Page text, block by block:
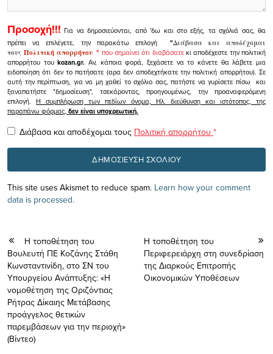
Προσοχή!!! Για να δημοσιεύονται, από 'δω και στο εξής, τα σχόλιά σας, θα
πρέπει να επιλέγετε, την παρακάτω επιλογή
"Διάβασα και αποδέχομαι
τουςΠολιτική απορρήτου" που σημαίνει ότι διαβάσατεκι αποδέχεστε την πολιτική
απορρήτου τουkozan.gr. Αν, κάποια φορά, ξεχάσετε να το κάνετε θα λάβετε μια
ειδοποίηση ότι δεν το πατήσατε (αρα δεν αποδεχτήκατε την πολιτική απορρήτου). Σε
αυτή την περίπτωση, για να μη χαθεί το σχόλιο σας, πατήστε να γυρίσετε πίσω και
ξαναπατήστε "δημοσίευση", τσεκάροντας, προηγουμένως, την προαναφερόμενη
επιλογή.Η συμπλήρωση των πεδίων όνομα, Ηλ. διεύθυνση και ιστότοπος, της
παραπάνω φόρμας, δεν είναι υποχρεωτική.
Διάβασα και αποδέχομαι τους Πολιτική απορρήτου *
This site uses Akismet to reduce spam. Learn how your comment
data is processed.
Η τοποθέτηση του
Βουλευτή ΠΕ Κοζάνης Στάθη
Κωνσταντινίδη, στο ΣΝ του
Υπουργείου Ανάπτυξης: «Η
νομοθέτηση της Οριζόντιας
Ρήτρας Δίκαιης Μετάβασης
προάγγελος θετικών
παρεμβάσεων για την περιοχή»
(Bίντεο)
Η τοποθέτηση του
Περιφερειάρχη στη συνεδρίαση
της Διαρκούς Επιτροπής
Οικονομικών Υποθέσεων